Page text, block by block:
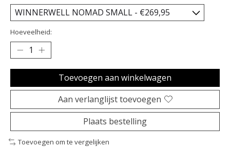
Hoeveelheid:
Toevoegen aan winkelwagen
Aan verlanglijst toevoegen
Plaats bestelling
Toevoegen om te vergelijken